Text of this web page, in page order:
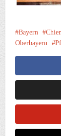
Bayern
Oberbayern